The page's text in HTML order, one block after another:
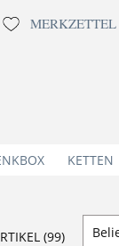
MERKZETTEL
KETTEN
(99)